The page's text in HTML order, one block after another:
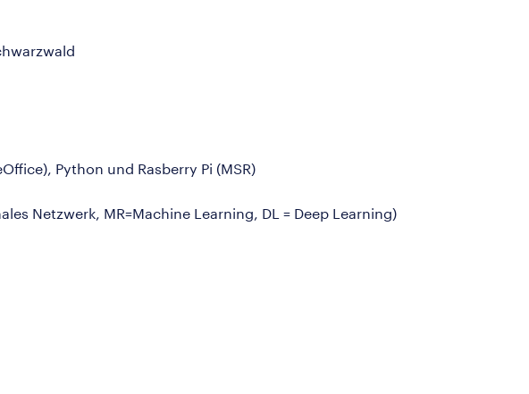
Python und Rasberry Pi (MSR)
Netzwerk, MR=Machine Learning, DL = Deep Learning)